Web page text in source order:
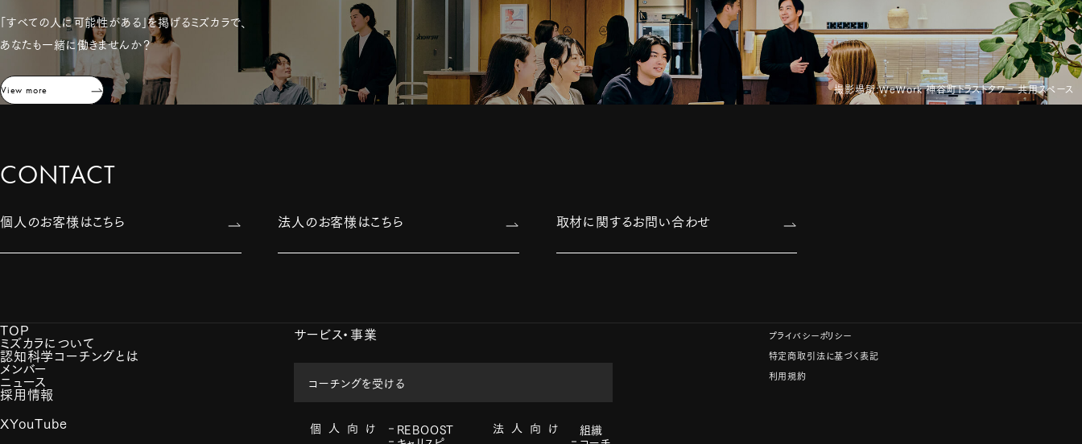
「すべての人に可能性がある」を掲げるミズカラで、
あなたも一緒に働きませんか？
撮影場所:WeWork 神谷町トラストタワー 共用スペース
View more
CONTACT
個人のお客様はこちら 法人のお客様はこちら 取材に関するお問い合わせ
TOP
ミズカラについて
認知科学コーチングとは
メンバー
ニュース
採用情報
XYouTube
サービス・事業
コーチングを受ける
個人向け REBOOST 法人向け 組織
プライバシーポリシー
特定商取引法に基づく表記
利用規約